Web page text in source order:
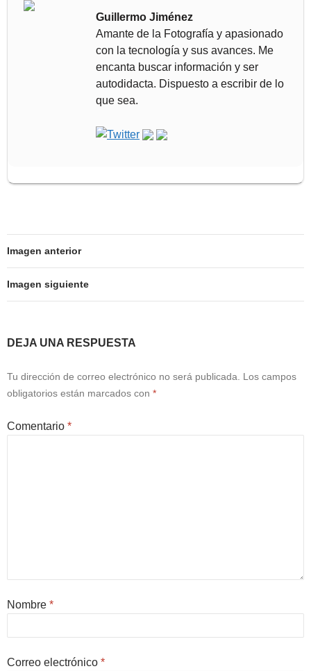
Guillermo Jiménez
Amante de la Fotografía y apasionado
con la tecnología y sus avances. Me
encanta buscar información y ser
autodidacta. Dispuesto a escribir de lo
que sea.
Imagen anterior
Imagen siguiente
DEJA UNA RESPUESTA
Tu dirección de correo electrónico no será publicada.
Los campos
obligatorios están marcados con *
Comentario *
Nombre *
Correo electrónico *